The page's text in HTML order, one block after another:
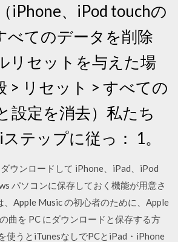
iPhone、iPod touchの
べてのデータを削除
リセットを与えた場
> リセット > すべての
設定を消去）私たち
テップに従っ： 1。
ウンロードして iPhone、iPad、iPod
パソコンに保存しておく機能が用意さ
、Apple Music の初心者のために、Apple
曲を PC にダウンロードと保存する方
使うとiTunesなしでPCとiPad・iPhone